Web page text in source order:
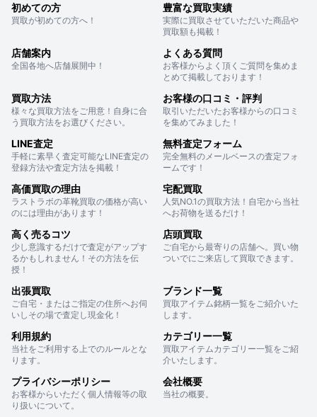
初めての方
買取が初めての方へ！
豊富な買取実績
実際に買取させていただいた商品や
買取額も掲載！
店舗案内
全国各地へ店舗展開中！
よくある質問
お客様からよく頂くご質問を集めま
とめて掲載しております！
買取方法
様々な買取方法をご用意！自身に合
う買取方法をお選びください。
お客様の口コミ・評判
取引いただいたお客様からの口コミ
を集めてみました！
LINE査定
手軽に素早く査定可能なLINE査定の
登録方法や査定方法を掲載！
無料査定フォーム
完全無料のメールベースの査定フォ
ームです！
高価買取の理由
ラストラボの革靴買取の価格が高い
のには理由があります！
宅配買取
人気NO.1の買取方法！自宅から当社
へお荷物を送るだけ！
高く売るコツ
少し意識するだけで査定がアップす
るかもしれません！その方法を伝
授！
店頭買取
ご自宅から最寄りの店舗へ。買い物
ついでにご来店して買取できます。
出張買取
ご自宅・またはご指定の住所へお伺
いしその場で査定し現金化！
ブランド一覧
買取アイテム銘柄一覧をご紹介いた
します。
利用規約
当社をご利用する上でのルールとな
ります。
カテゴリー一覧
買取アイテムカテゴリー一覧をご紹
介いたします。
プライバシーポリシー
お客様からいただく個人情報等の取
り扱いについて。
会社概要
当社の概要。